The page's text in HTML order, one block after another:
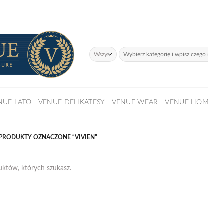
Szukaj:
LATO VENUE DELIKATESY VENUE WEAR VENUE
PRODUKTY OZNACZONE “VIVIEN”
których szukasz.
Wróblewskiej